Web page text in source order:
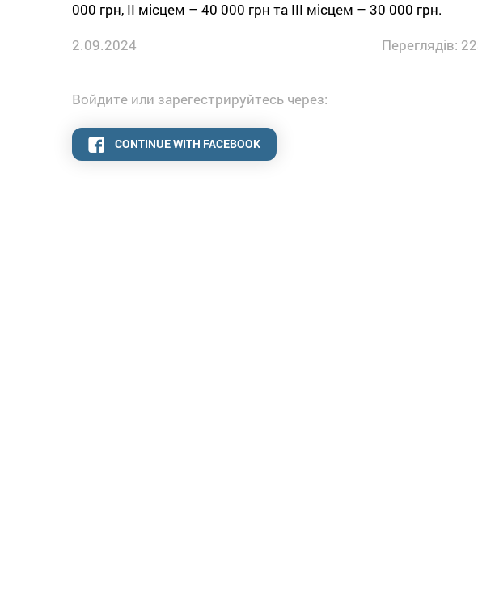
000 грн, II місцем – 40 000 грн та III місцем – 30 000 грн.
2.09.2024
Переглядів:
Войдите или зарегестрируйтесь через:
CONTINUE WITH FACEBOOK